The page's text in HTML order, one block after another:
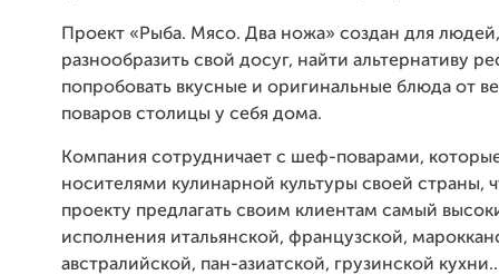
Проект «Рыба. Мясо. Два ножа» создан для
разнообразить свой досуг, найти альтернативу
попробовать вкусные и оригинальные блюда от
поваров столицы у себя дома.
Компания сотрудничает с шеф-поварами,
носителями кулинарной культуры своей страны,
проекту предлагать своим клиентам самый
исполнения итальянской, французской,
австралийской, пан-азиатской, грузинской